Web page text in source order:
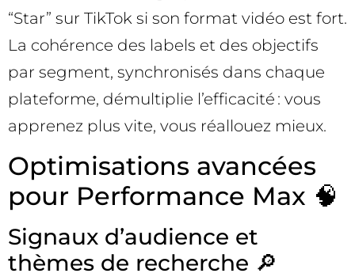
“Star” sur TikTok si son format vidéo est fort.
La cohérence des labels et des objectifs
par segment, synchronisés dans chaque
plateforme, démultiplie l’efficacité : vous
apprenez plus vite, vous réallouez mieux.
Optimisations avancées
pour Performance Max 🧠
Signaux d’audience et
thèmes de recherche 🔎